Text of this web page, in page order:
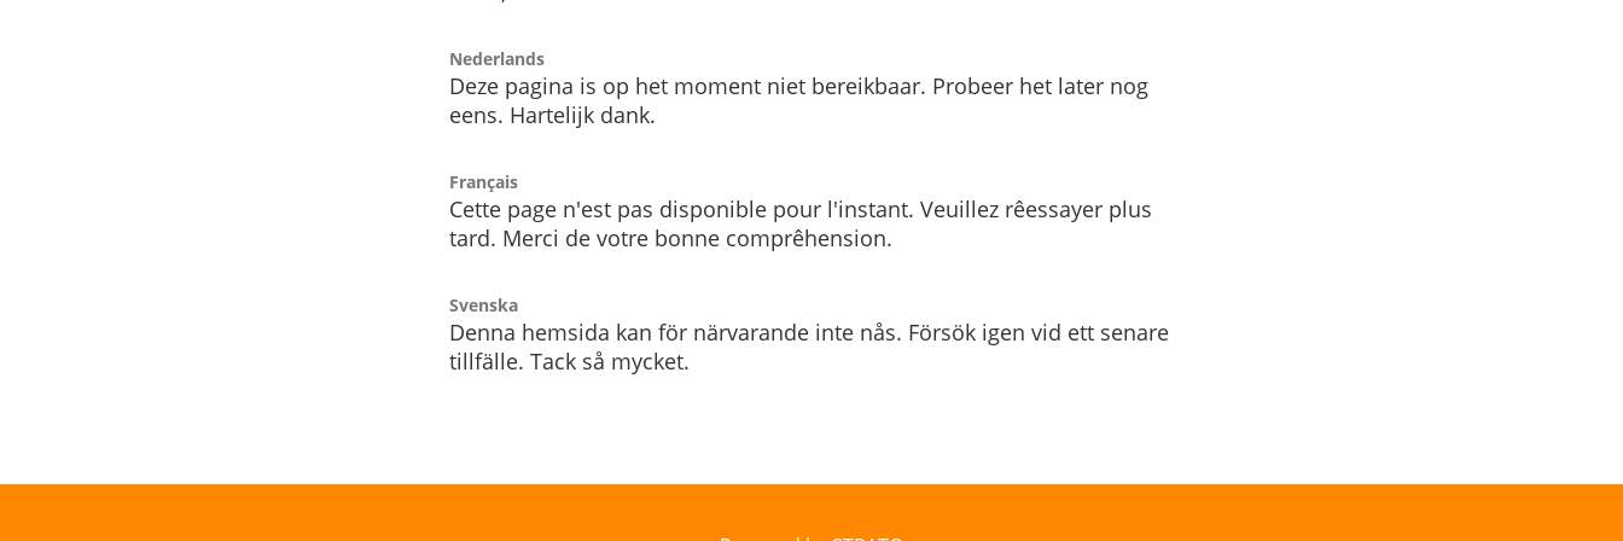
Nederlands
Deze pagina is op het moment niet bereikbaar. Probeer het later nog
eens. Hartelijk dank.
Français
Cette page n'est pas disponible pour l'instant. Veuillez rêessayer plus
tard. Merci de votre bonne comprêhension.
Svenska
Denna hemsida kan för närvarande inte nås. Försök igen vid ett senare
tillfälle. Tack så mycket.